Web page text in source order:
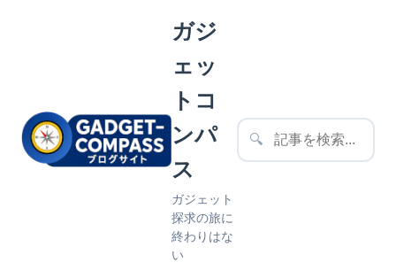
ガジ
ェッ
トコ
ンパ
ス
ガジェット
探求の旅に
終わりはな
い
🔍